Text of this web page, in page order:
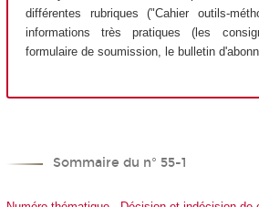
différentes rubriques ("Cahier outils-
informations très pratiques (les
formulaire de soumission, le bulletin
Sommaire du n° 55-1